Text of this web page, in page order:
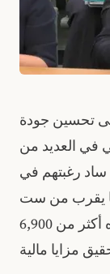
تحسين جودة
في العديد من
رغبتهم في
ما يقرب من ست
سنوات، ارتكبت شركة جنوب المياه أكثر من 6,900